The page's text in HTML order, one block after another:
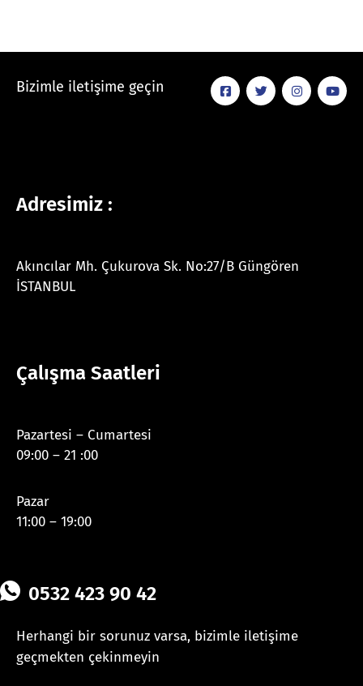
Bizimle iletişime geçin
Adresimiz :
Akıncılar Mh. Çukurova Sk. No:27/B Güngören
İSTANBUL
Çalışma Saatleri
Pazartesi – Cumartesi
09:00 – 21 :00
Pazar
11:00 – 19:00
0532 423 90 42
Herhangi bir sorunuz varsa, bizimle iletişime
geçmekten çekinmeyin